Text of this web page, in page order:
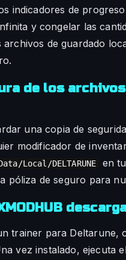
indicadores de
y congelar las
de guardado
de los
una copia de
modificador de
Local/DELTARUNE
en
póliza de seguro para
trainer para Deltarune,
vez instalado, ejecuta